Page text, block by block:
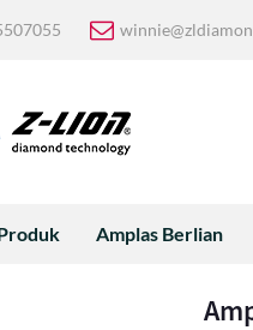
Amplas Berlian